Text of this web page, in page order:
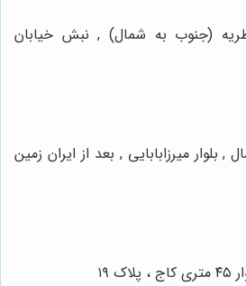
(جنوب به شمال) , نبش خیابان
, بلوار میرزابابایی , بعد از ایران زمین